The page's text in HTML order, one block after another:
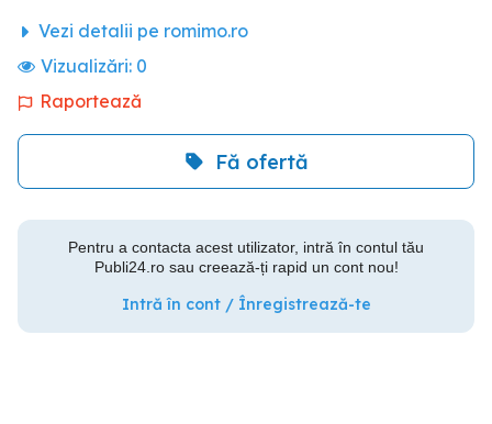
Vezi detalii pe romimo.ro
Vizualizări: 0
Raportează
Fă ofertă
Pentru a contacta acest utilizator, intră în contul tău
Publi24.ro sau creează-ți rapid un cont nou!
Intră în cont / Înregistrează-te